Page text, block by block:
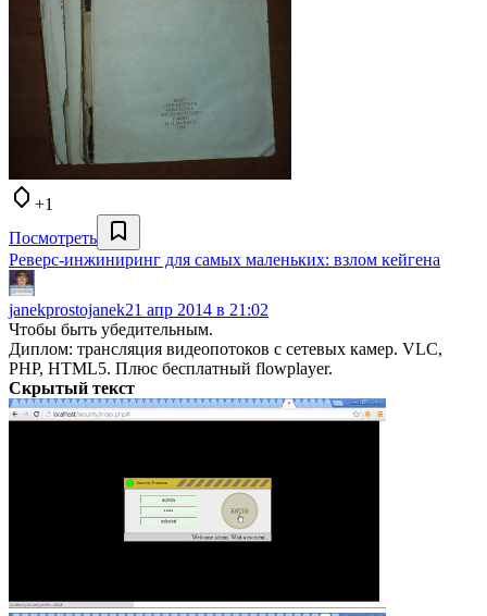
+1
Посмотреть
Реверс-инжиниринг для самых маленьких: взлом кейгена
janekprostojanek21 апр 2014 в 21:02
Чтобы быть убедительным.
Диплом: трансляция видеопотоков с сетевых камер. VLC,
PHP, HTML5. Плюс бесплатный flowplayer.
Скрытый текст